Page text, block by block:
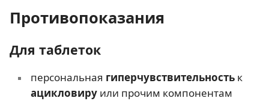
Противопоказания
Для таблеток
персональная гиперчувствительность к
ацикловиру или прочим компонентам